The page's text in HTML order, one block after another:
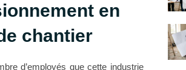
en
chantier
d’employés que cette industrie